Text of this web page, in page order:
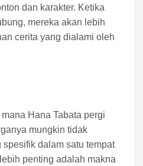
dan karakter. Ketika
mereka akan lebih
cerita yang dialami oleh
Hana Tabata pergi
mungkin tidak
dalam satu tempat
penting adalah makna